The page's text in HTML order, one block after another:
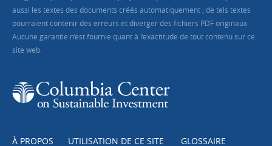
aussi les textes des documents créés automatiquement ; de tels textes
pourraient contenir des erreurs et diverger des fichiers PDF originaux.
Aucune garantie n’est fournie quant à l’exactitude de tout contenu sur ce
site web.
À PROPOS UTILISATION DE CE SITE
GLOSSAIRE